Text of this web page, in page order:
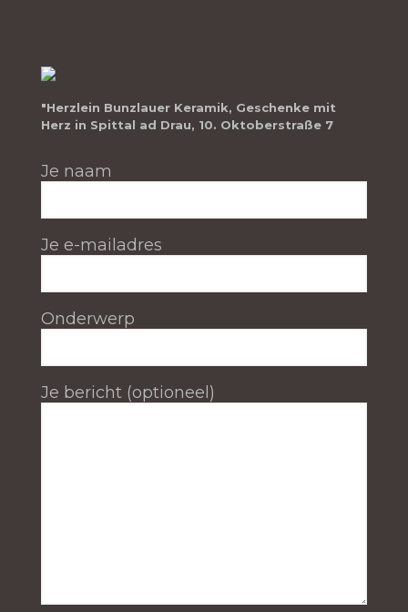
"Herzlein Bunzlauer Keramik, Geschenke mit
Herz in Spittal ad Drau, 10. Oktoberstraße 7
Je naam
Je e-mailadres
Onderwerp
Je bericht (optioneel)